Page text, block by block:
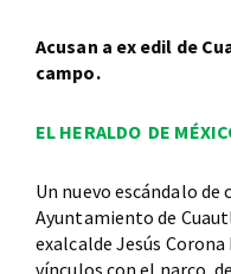
Acusan a ex edil de
campo.
EL HERALDO DE
Un nuevo escándalo
Ayuntamiento de
exalcalde Jesús
vínculos con el narco,